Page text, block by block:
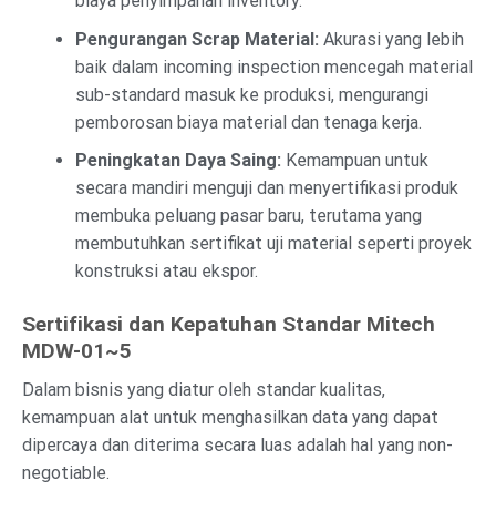
Pengurangan Scrap Material: Akurasi yang lebih
baik dalam incoming inspection mencegah material
sub-standard masuk ke produksi, mengurangi
pemborosan biaya material dan tenaga kerja.
Peningkatan Daya Saing: Kemampuan untuk
secara mandiri menguji dan menyertifikasi produk
membuka peluang pasar baru, terutama yang
membutuhkan sertifikat uji material seperti proyek
konstruksi atau ekspor.
Sertifikasi dan Kepatuhan Standar Mitech
MDW-01~5
Dalam bisnis yang diatur oleh standar kualitas,
kemampuan alat untuk menghasilkan data yang dapat
dipercaya dan diterima secara luas adalah hal yang non-
negotiable.